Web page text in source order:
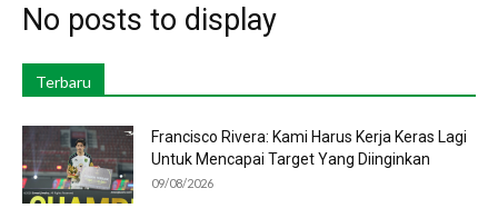
No posts to display
Terbaru
Francisco Rivera: Kami Harus Kerja Keras Lagi
Untuk Mencapai Target Yang Diinginkan
09/08/2026